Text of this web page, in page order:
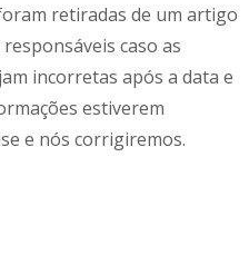
retiradas de um artigo
caso as
incorretas após a data e
estiverem
e nós corrigiremos.